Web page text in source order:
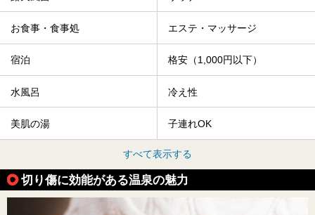
お食事・食事処 エステ・マッサージ
宿泊 格安（1,000円以下）
水風呂 冷え性
美肌の湯 子連れOK
すべて表示する
切り傷に効能がある温泉の魅力